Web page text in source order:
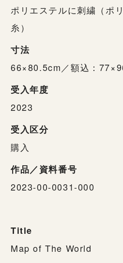
ポリエステルに刺繍（ポ
糸）
寸法
66×80.5cm／額込：
受入年度
2023
受入区分
購入
作品／資料番号
2023-00-0031-000
Title
Map of The World